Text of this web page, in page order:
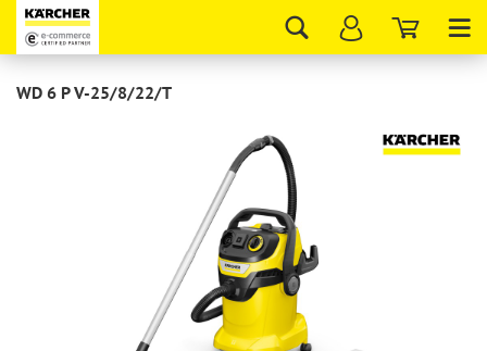
WD 6 P V-25/8/22/T